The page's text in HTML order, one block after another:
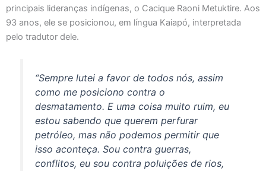
principais lideranças indígenas, o Cacique Raoni Metuktire. Aos
93 anos, ele se posicionou, em língua Kaiapó, interpretada
pelo tradutor dele.
“Sempre lutei a favor de todos nós, assim
como me posiciono contra o
desmatamento. E uma coisa muito ruim, eu
estou sabendo que querem perfurar
petróleo, mas não podemos permitir que
isso aconteça. Sou contra guerras,
conflitos, eu sou contra poluições de rios,